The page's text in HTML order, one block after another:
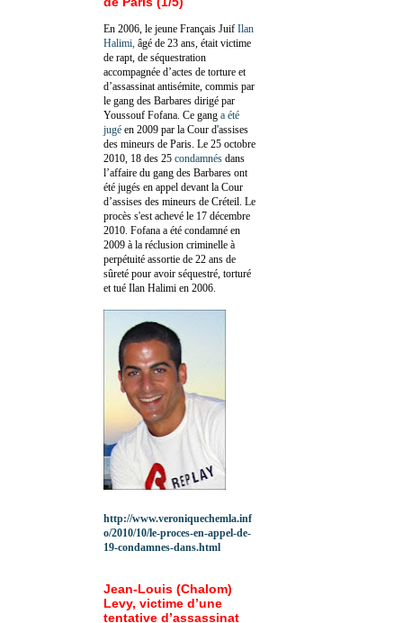
En 2006, le jeune Français Juif Ilan
Halimi, âgé de 23 ans, était victime
de rapt, de séquestration
accompagnée d’actes de torture et
d’assassinat antisémite, commis par
le gang des Barbares dirigé par
Youssouf Fofana. Ce gang a été
jugé en 2009 par la Cour d'assises
des mineurs de Paris. Le 25 octobre
2010, 18 des 25 condamnés dans
l’affaire du gang des Barbares ont
été jugés en appel devant la Cour
d’assises des mineurs de Créteil. Le
procès s'est achevé le 17 décembre
2010. Fofana a été condamné en
2009 à la réclusion criminelle à
perpétuité assortie de 22 ans de
sûreté pour avoir séquestré, torturé
et tué Ilan Halimi en 2006.
http://www.veroniquechemla.inf
o/2010/10/le-proces-en-appel-de-
19-condamnes-dans.html
Jean-Louis (Chalom)
Levy, victime d’une
tentative d’assassinat